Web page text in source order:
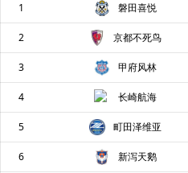
1 磐田喜悦
2 京都不死鸟
3 甲府风林
4 长崎航海
5 町田泽维亚
6 新泻天鹅